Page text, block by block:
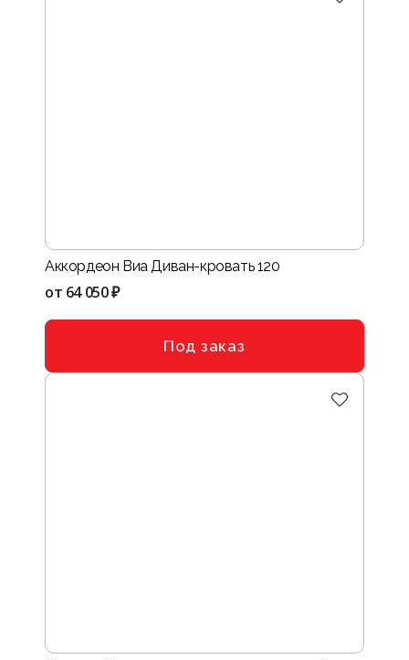
Аккордеон Виа Диван-кровать 120
от 64 050 ₽
Под заказ